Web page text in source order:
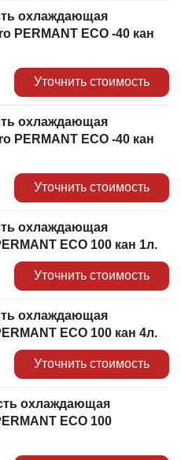
охлаждающая
PERMANT ECO -40 кан
Уточнить стоимость
охлаждающая
PERMANT ECO -40 кан
Уточнить стоимость
охлаждающая
ECO 100 кан 1л.
Уточнить стоимость
охлаждающая
ECO 100 кан 4л.
Уточнить стоимость
охлаждающая
ECO 100